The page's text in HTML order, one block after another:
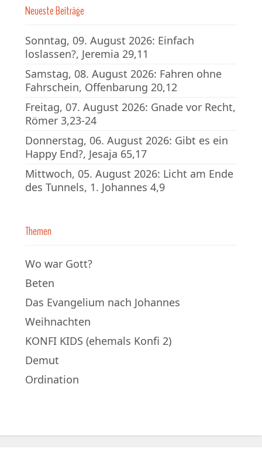
Neueste Beiträge
Sonntag, 09. August 2026: Einfach
loslassen?, Jeremia 29,11
Samstag, 08. August 2026: Fahren ohne
Fahrschein, Offenbarung 20,12
Freitag, 07. August 2026: Gnade vor Recht,
Römer 3,23-24
Donnerstag, 06. August 2026: Gibt es ein
Happy End?, Jesaja 65,17
Mittwoch, 05. August 2026: Licht am Ende
des Tunnels, 1. Johannes 4,9
Themen
Wo war Gott?
Beten
Das Evangelium nach Johannes
Weihnachten
KONFI KIDS (ehemals Konfi 2)
Demut
Ordination